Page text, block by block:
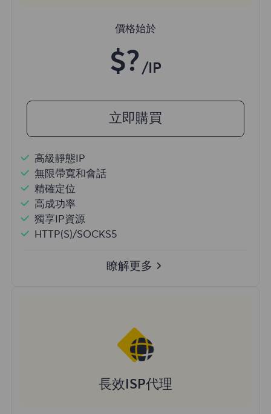
價格始於
$? /IP
立即購買
高級靜態IP
無限帶寬和會話
精確定位
高成功率
獨享IP資源
HTTP(S)/SOCKS5
瞭解更多
長效ISP代理